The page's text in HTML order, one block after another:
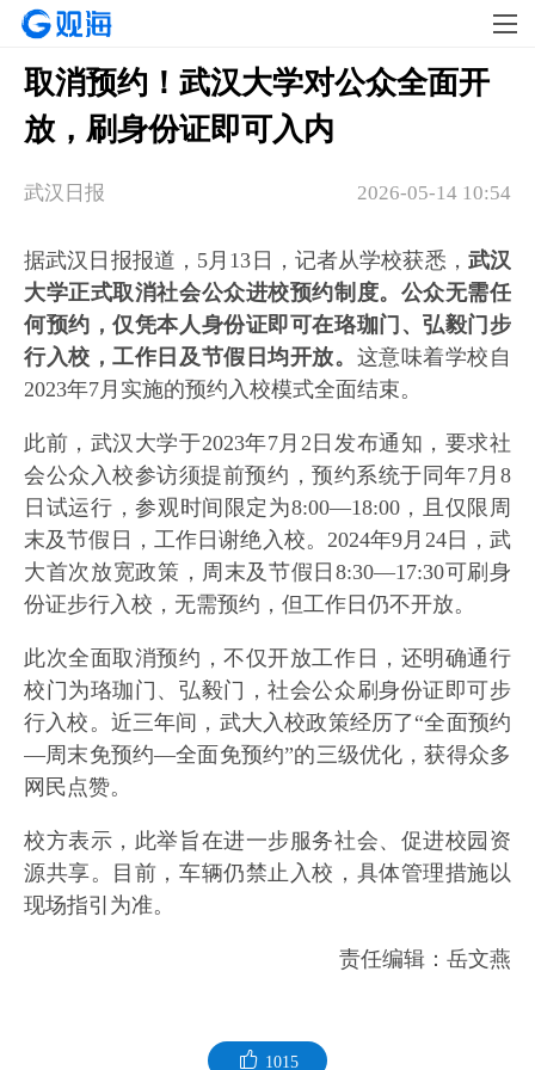
取消预约！武汉大学对公众全面开
放，刷身份证即可入内
2026-05-14 10:54
武汉日报
据武汉日报报道，5月13日，记者从学校获悉， 武汉
大学正式取消社会公众进校预约制度。公众无需任
何预约，仅凭本人身份证即可在珞珈门、弘毅门步
行入校，工作日及节假日均开放。 这意味着学校自
2023年7月实施的预约入校模式全面结束。
此前，武汉大学于2023年7月2日发布通知，要求社
会公众入校参访须提前预约，预约系统于同年7月8
日试运行，参观时间限定为8:00—18:00，且仅限周
末及节假日，工作日谢绝入校。2024年9月24日，武
大首次放宽政策，周末及节假日8:30—17:30可刷身
份证步行入校，无需预约，但工作日仍不开放。
此次全面取消预约，不仅开放工作日，还明确通行
校门为珞珈门、弘毅门，社会公众刷身份证即可步
行入校。近三年间，武大入校政策经历了“全面预约
—周末免预约—全面免预约”的三级优化，获得众多
网民点赞。
校方表示，此举旨在进一步服务社会、促进校园资
源共享。目前，车辆仍禁止入校，具体管理措施以
现场指引为准。
责任编辑：岳文燕
1015